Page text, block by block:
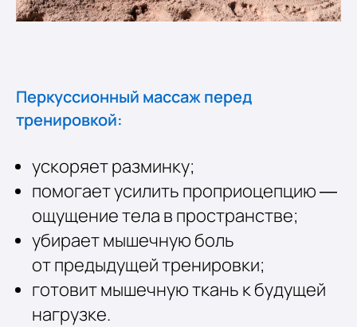
Перкуссионный массаж перед
тренировкой:
ускоряет разминку;
помогает усилить проприоцепцию —
ощущение тела в пространстве;
убирает мышечную боль
от предыдущей тренировки;
готовит мышечную ткань к будущей
нагрузке.